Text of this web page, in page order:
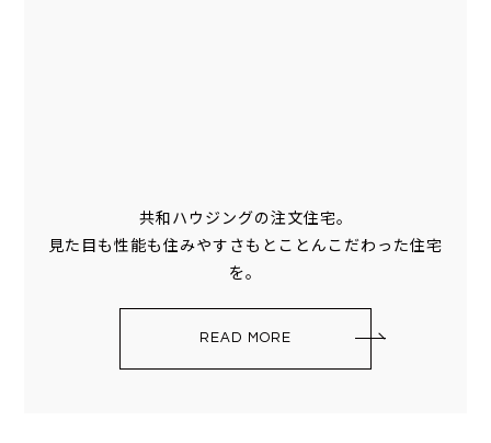
共和ハウジングの注文住宅。
見た目も性能も住みやすさもとことんこだわった住宅
を。
READ MORE